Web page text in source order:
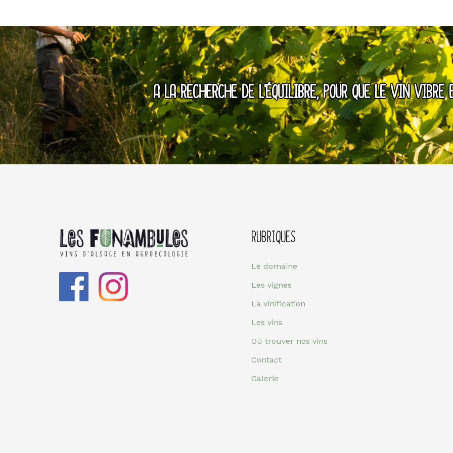
A LA RECHERCHE DE L'ÉQUILIBRE, POUR QUE LE VIN
RUBRIQUES
Le domaine
Les vignes
La vinification
Les vins
Où trouver nos vins
Contact
Galerie